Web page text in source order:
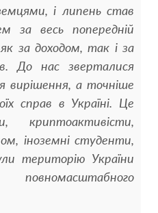
і липень став
за весь попередній
за доходом, так і за
До нас зверталися
вирішення, а точніше
справ в Україні. Це
криптоактивісти,
іноземні студенти,
територію України